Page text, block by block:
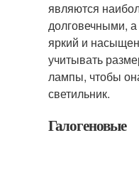
являются
долговечными,
яркий и
учитывать
лампы, чтобы
светильник.
Галогеновые